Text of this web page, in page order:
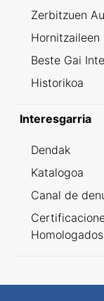
Zerbitzuen
Hornitzaileen
Beste Gai
Historikoa
Interesgarria
Dendak
Katalogoa
Canal de
Homologados